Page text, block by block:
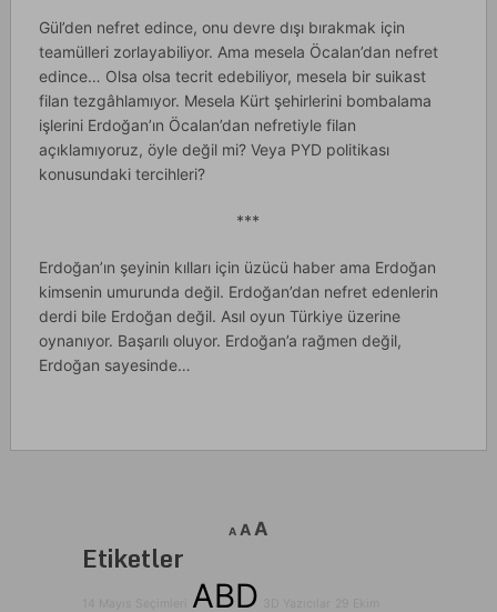
Gül’den nefret edince, onu devre dışı bırakmak için
teamülleri zorlayabiliyor. Ama mesela Öcalan’dan nefret
edince… Olsa olsa tecrit edebiliyor, mesela bir suikast
filan tezgâhlamıyor. Mesela Kürt şehirlerini bombalama
işlerini Erdoğan’ın Öcalan’dan nefretiyle filan
açıklamıyoruz, öyle değil mi? Veya PYD politikası
konusundaki tercihleri?
***
Erdoğan’ın şeyinin kılları için üzücü haber ama Erdoğan
kimsenin umurunda değil. Erdoğan’dan nefret edenlerin
derdi bile Erdoğan değil. Asıl oyun Türkiye üzerine
oynanıyor. Başarılı oluyor. Erdoğan’a rağmen değil,
Erdoğan sayesinde…
A AA
Etiketler
ABD